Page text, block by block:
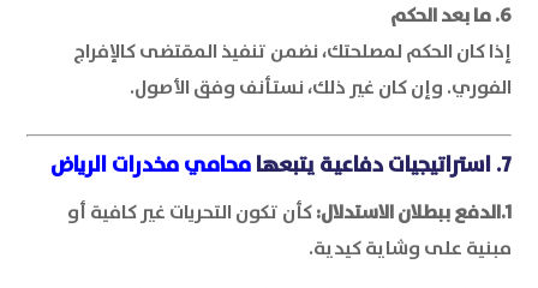
6. ما بعد الحكم
إذا كان الحكم لمصلحتك، نضمن تنفيذ المقتضى كالإفراج
الفوري. وإن كان غير ذلك، نستأنف وفق الأصول.
7. استراتيجيات دفاعية يتبعها محامي مخدرات الرياض
1.الدفع ببطلان الاستدلال:
كأن تكون التحريات غير كافية أو
مبنية على وشاية كيدية.